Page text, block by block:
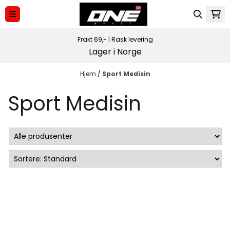
Hopp til innhold
Frakt 69,- | Rask levering
Lager i Norge
Hjem / Sport Medisin
Sport Medisin